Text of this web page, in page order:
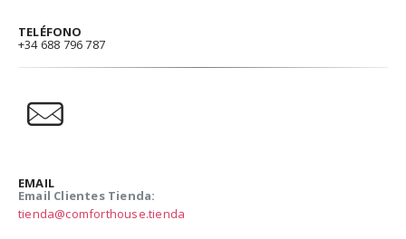
TELÉFONO
+34 688 796 787
EMAIL
Email Clientes Tienda:
tienda@comforthouse.tienda